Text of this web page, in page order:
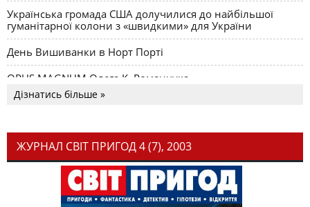
Українська громада США долучилися до найбільшої
гуманітарної колони з «швидкими» для України
День Вишиванки в Норт Порті
OPUS MAGNUM Олега К. Романчука
Дізнатись більше »
ЖУРНАЛ СВІТ ПРИГОД 4 (7), 2003